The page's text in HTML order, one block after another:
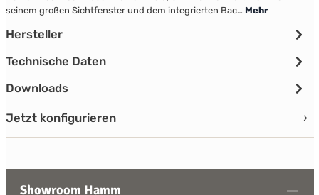
seinem großen Sichtfenster und dem integrierten Bac… Mehr
Hersteller
Technische Daten
Downloads
Jetzt konfigurieren
Showroom Hamm